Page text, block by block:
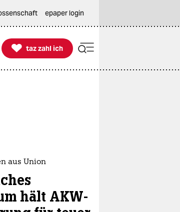
epaper login

taz zahl ich
taz zahl ich
aus Union
hält AKW-